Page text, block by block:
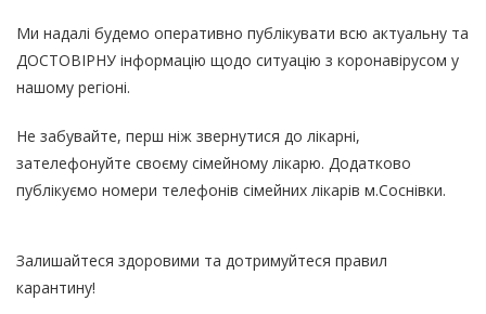
Ми надалі будемо оперативно публікувати всю актуальну та
ДОСТОВІРНУ інформацію щодо ситуацію з коронавірусом у
нашому регіоні.
Не забувайте, перш ніж звернутися до лікарні,
зателефонуйте своєму сімейному лікарю. Додатково
публікуємо номери телефонів сімейних лікарів м.Соснівки.
Залишайтеся здоровими та дотримуйтеся правил
карантину!